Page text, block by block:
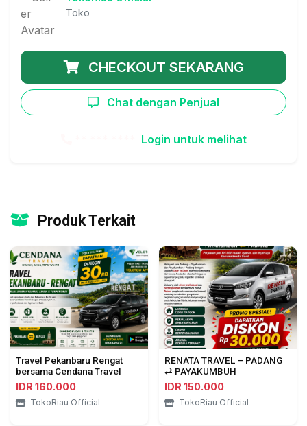
Toko
CHECKOUT SEKARANG
Chat dengan Penjual
Login untuk melihat
Produk Terkait
Travel Pekanbaru Rengat
bersama Cendana Travel
IDR 160.000
TokoRiau Official
RENATA TRAVEL – PADANG
⇄ PAYAKUMBUH
IDR 150.000
TokoRiau Official